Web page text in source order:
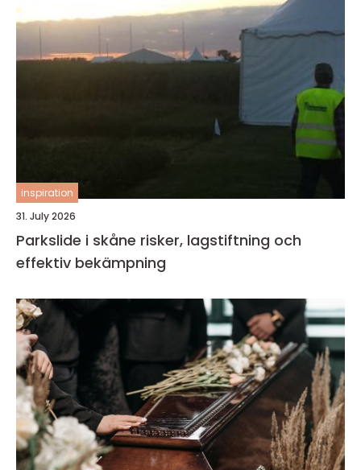
inspiration
31. July 2026
Parkslide i skåne risker, lagstiftning och
effektiv bekämpning